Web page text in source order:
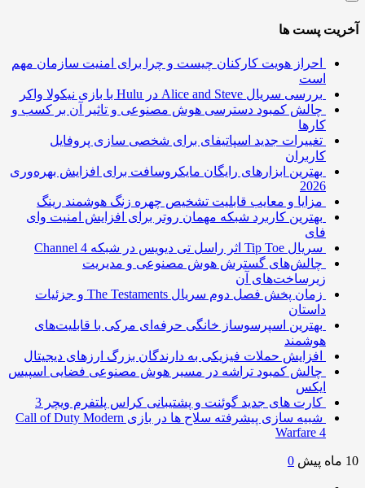
پست ها
احراز هویت کارکنان چیست و چرا برای امنیت سازمان مهم
بررسی سریال Alice and Steve در Hulu با بازی نیکولا واکر
چالش کمبود دسترسی هوش مصنوعی و تاثیر آن بر کسب و
کارها
تغییرات جدید اسپاتیفای برای شخصی سازی پروفایل
کاربران
بهترین ابزارهای رایگان مایکروسافت برای افزایش بهره‌وری
مزایا و معایب قابلیت تشخیص چهره زنگ هوشمند رینگ
بهترین کاربرد شبکه مهمان روتر برای افزایش امنیت وای
سریال Tip Toe اثر راسل تی دیویس در شبکه Channel 4
چالش‌های گسترش هوش مصنوعی و مدیریت
زیرساخت‌های آن
زمان پخش فصل دوم سریال The Testaments و جزئیات
داستان
بهترین اسپرسوساز خانگی حرفه‌ای مرکی با قابلیت‌های
هوشمند
افزایش حملات فیزیکی به دارندگان بزرگ ارزهای دیجیتال
چالش کمبود تراشه در مسیر هوش مصنوعی فضایی اسپیس
کارت های جدید گوئنت و پشتیبانی کراس پلتفرم ویچر 3
شبیه سازی پیشرفته سلاح ها در بازی Call of Duty Modern
Warfare 4
0